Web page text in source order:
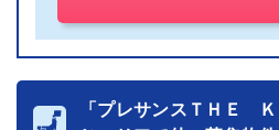
「プレサンスＴＨＥ